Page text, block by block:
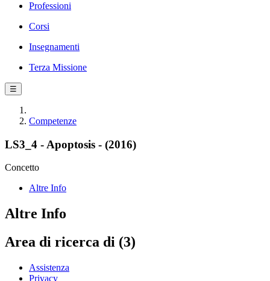
Professioni
Corsi
Insegnamenti
Terza Missione
☰
Competenze
LS3_4 - Apoptosis - (2016)
Concetto
Altre Info
Altre Info
Area di ricerca di (3)
Assistenza
Privacy